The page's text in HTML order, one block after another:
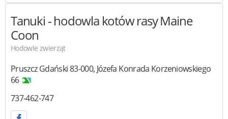
Tanuki- hodowla kotów rasy Maine
Coon
Hodowle zwierząt
Pruszcz Gdański83-000, Józefa Konrada Korzeniowskiego
66
737-462-747